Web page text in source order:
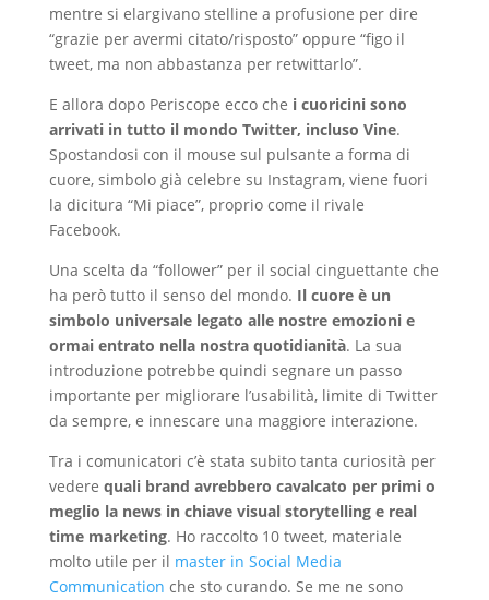
mentre si elargivano stelline a profusione per dire
“grazie per avermi citato/risposto” oppure “figo il
tweet, ma non abbastanza per retwittarlo”.
E allora dopo Periscope ecco che i cuoricini sono
arrivati in tutto il mondo Twitter, incluso Vine.
Spostandosi con il mouse sul pulsante a forma di
cuore, simbolo già celebre su Instagram, viene fuori
la dicitura “Mi piace”, proprio come il rivale
Facebook.
Una scelta da “follower” per il social cinguettante che
ha però tutto il senso del mondo. Il cuore è un
simbolo universale legato alle nostre emozioni e
ormai entrato nella nostra quotidianità. La sua
introduzione potrebbe quindi segnare un passo
importante per migliorare l’usabilità, limite di Twitter
da sempre, e innescare una maggiore interazione.
Tra i comunicatori c’è stata subito tanta curiosità per
vedere quali brand avrebbero cavalcato per primi o
meglio la news in chiave visual storytelling e real
time marketing. Ho raccolto 10 tweet, materiale
molto utile per il master in Social Media
Communication che sto curando. Se me ne sono